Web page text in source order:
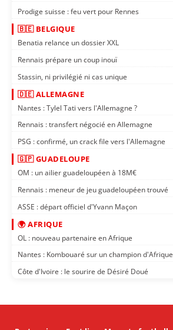
Prodige suisse : feu vert pour Rennes
🇧🇪 BELGIQUE
Benatia relance un dossier XXL
Rennais prépare un coup inouï
Stassin, ni privilégié ni cas unique
🇩🇪 ALLEMAGNE
Nantes : Tylel Tati vers l'Allemagne ?
Rennais : transfert négocié en Allemagne
PSG : confirmé, un crack file vers l'Allemagne
🇬🇵 GUADELOUPE
OM : un ailier guadeloupéen à 18M€
Rennais : meneur de jeu guadeloupéen trouvé
ASSE : départ officiel d'Yvann Maçon
🌍 AFRIQUE
OL : nouveau partenaire en Afrique
Nantes : Kombouaré sur un champion d'Afrique
Côte d'Ivoire : le sourire de Désiré Doué